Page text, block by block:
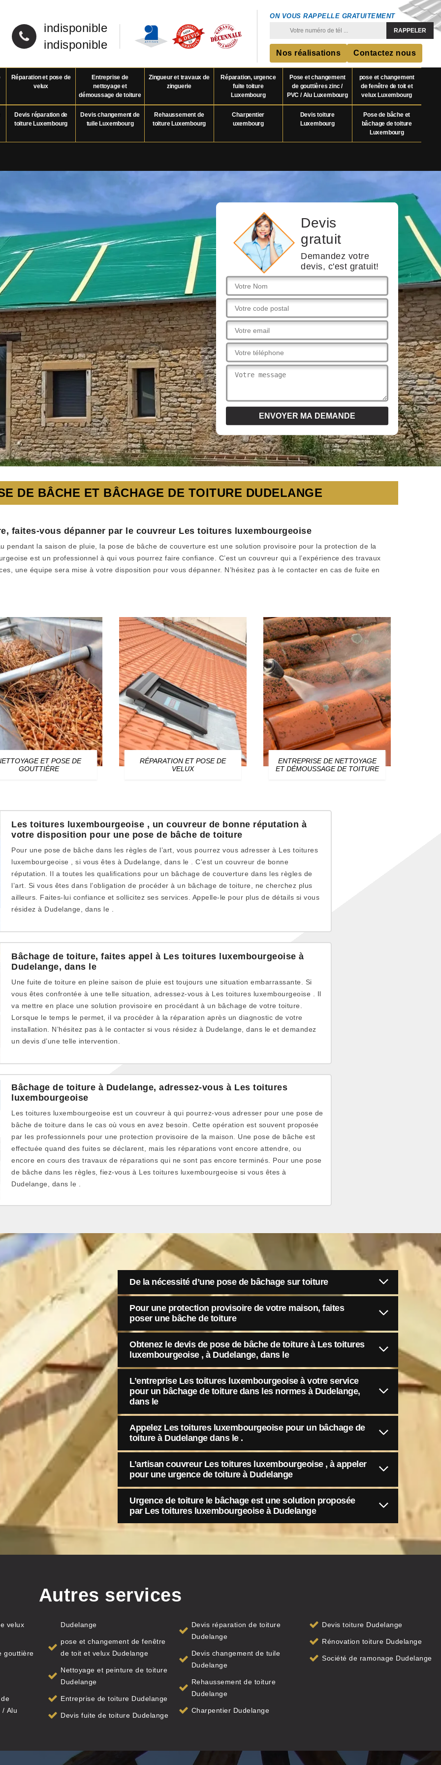
indisponible
indisponible
ON VOUS RAPPELLE GRATUITEMENT
Nos réalisations Contactez nous
Réparation et pose de
velux
Entreprise de
nettoyage et
démoussage de toiture
Zingueur et travaux de
zinguerie
Réparation, urgence
fuite toiture
Luxembourg
Pose et changement
de gouttières zinc /
PVC / Alu Luxembourg
pose et changement
de fenêtre de toit et
velux Luxembourg
Devis réparation de
toiture Luxembourg
Devis changement de
tuile Luxembourg
Rehaussement de
toiture Luxembourg
Charpentier
uxembourg
Devis toiture
Luxembourg
Pose de bâche et
bâchage de toiture
Luxembourg
Devis
gratuit
Demandez votre
devis, c'est gratuit!
DE BÂCHE ET BÂCHAGE DE TOITURE DUDELANGE
faites-vous dépanner par le couvreur Les toitures luxembourgeoise
pendant la saison de pluie, la pose de bâche de couverture est une solution provisoire pour la protection de la
est un professionnel à qui vous pourrez faire confiance. C’est un couvreur qui a l’expérience des travaux
une équipe sera mise à votre disposition pour vous dépanner. N’hésitez pas à le contacter en cas de fuite en
ET POSE DE
GOUTTIÈRE
RÉPARATION ET POSE DE
VELUX
ENTREPRISE DE NETTOYAGE
ET DÉMOUSSAGE DE TOITURE
Les toitures luxembourgeoise , un couvreur de bonne réputation à
votre disposition pour une pose de bâche de toiture
Pour une pose de bâche dans les règles de l’art, vous pourrez vous adresser à Les toitures
luxembourgeoise , si vous êtes à Dudelange, dans le . C’est un couvreur de bonne
réputation. Il a toutes les qualifications pour un bâchage de couverture dans les règles de
l’art. Si vous êtes dans l’obligation de procéder à un bâchage de toiture, ne cherchez plus
ailleurs. Faites-lui confiance et sollicitez ses services. Appelle-le pour plus de détails si vous
résidez à Dudelange, dans le .
Bâchage de toiture, faites appel à Les toitures luxembourgeoise à
Dudelange, dans le
Une fuite de toiture en pleine saison de pluie est toujours une situation embarrassante. Si
vous êtes confrontée à une telle situation, adressez-vous à Les toitures luxembourgeoise . Il
va mettre en place une solution provisoire en procédant à un bâchage de votre toiture.
Lorsque le temps le permet, il va procéder à la réparation après un diagnostic de votre
installation. N’hésitez pas à le contacter si vous résidez à Dudelange, dans le et demandez
un devis d’une telle intervention.
Bâchage de toiture à Dudelange, adressez-vous à Les toitures
luxembourgeoise
Les toitures luxembourgeoise est un couvreur à qui pourrez-vous adresser pour une pose de
bâche de toiture dans le cas où vous en avez besoin. Cette opération est souvent proposée
par les professionnels pour une protection provisoire de la maison. Une pose de bâche est
effectuée quand des fuites se déclarent, mais les réparations vont encore attendre, ou
encore en cours des travaux de réparations qui ne sont pas encore terminés. Pour une pose
de bâche dans les règles, fiez-vous à Les toitures luxembourgeoise si vous êtes à
Dudelange, dans le .
De la nécessité d’une pose de bâchage sur toiture
Pour une protection provisoire de votre maison, faites
poser une bâche de toiture
Obtenez le devis de pose de bâche de toiture à Les toitures
luxembourgeoise , à Dudelange, dans le
L’entreprise Les toitures luxembourgeoise à votre service
pour un bâchage de toiture dans les normes à Dudelange,
dans le
Appelez Les toitures luxembourgeoise pour un bâchage de
toiture à Dudelange dans le .
L’artisan couvreur Les toitures luxembourgeoise , à appeler
pour une urgence de toiture à Dudelange
Urgence de toiture le bâchage est une solution proposée
par Les toitures luxembourgeoise à Dudelange
Autres services
velux
gouttière
/ Alu
Dudelange
pose et changement de fenêtre
de toit et velux Dudelange
Nettoyage et peinture de toiture
Dudelange
Entreprise de toiture Dudelange
Devis fuite de toiture Dudelange
Devis réparation de toiture
Dudelange
Devis changement de tuile
Dudelange
Rehaussement de toiture
Dudelange
Charpentier Dudelange
Devis toiture Dudelange
Rénovation toiture Dudelange
Société de ramonage Dudelange